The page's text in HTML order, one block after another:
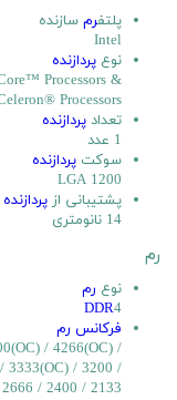
پلتفرم سازنده
Intel
نوع پردازنده
Processors &
Processors
تعداد پردازنده
1 عدد
سوکت پردازنده
LGA 1200
پشتیبانی از پردازنده
14 نانومتری
رم
نوع رم
DDR4
فرکانس رم
/ 4266(OC) /
3333(OC) / 3200 /
/ 2400 / 2133*